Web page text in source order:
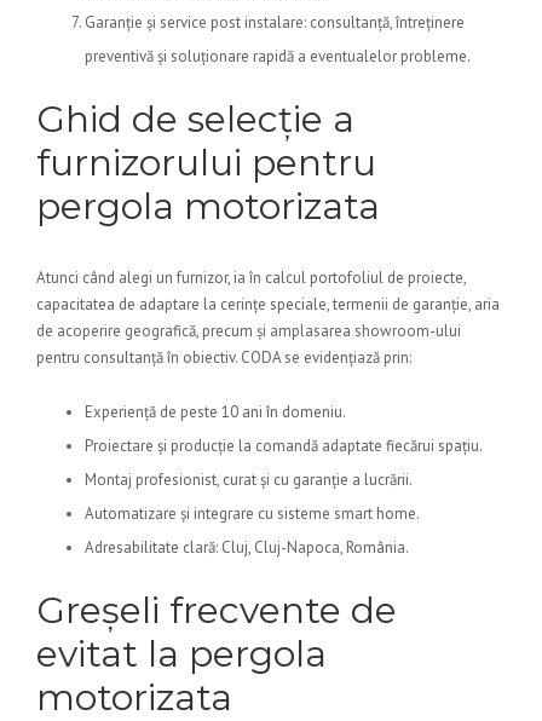
Garanție și service post instalare: consultanță, întreținere
preventivă și soluționare rapidă a eventualelor probleme.
Ghid de selecție a
furnizorului pentru
pergola motorizata
Atunci când alegi un furnizor, ia în calcul portofoliul de proiecte,
capacitatea de adaptare la cerințe speciale, termenii de garanție, aria
de acoperire geografică, precum și amplasarea showroom-ului
pentru consultanță în obiectiv. CODA se evidențiază prin:
Experiență de peste 10 ani în domeniu.
Proiectare și producție la comandă adaptate fiecărui spațiu.
Montaj profesionist, curat și cu garanție a lucrării.
Automatizare și integrare cu sisteme smart home.
Adresabilitate clară: Cluj, Cluj-Napoca, România.
Greșeli frecvente de
evitat la pergola
motorizata